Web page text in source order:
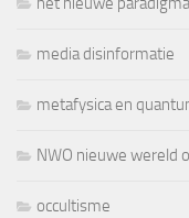
media disinformatie
metafysica en
NWO nieuwe wereld
occultisme